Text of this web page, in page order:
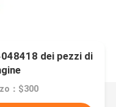
dei pezzi di
：$300